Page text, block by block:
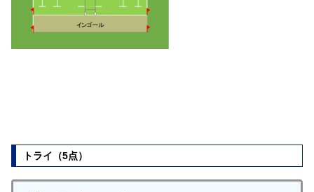
トライ（5点）